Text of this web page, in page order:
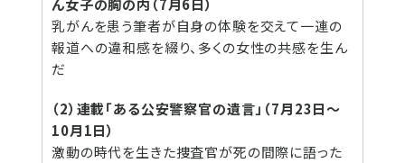
ん女子の胸の内（7月6日）
乳がんを患う筆者が自身の体験を交えて一連の
報道への違和感を綴り、多くの女性の共感を生ん
だ
（2）連載「ある公安警察官の遺言」（7月23日～
10月1日）
激動の時代を生きた捜査官が死の間際に語った